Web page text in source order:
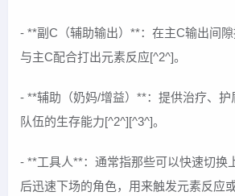
- **副C（辅助输出）**：在主C输出间
与主C配合打出元素反应[^2^]。
- **辅助（奶妈/增益）**：提供治疗、护
队伍的生存能力[^2^][^3^]。
- **工具人**：通常指那些可以快速切换
后迅速下场的角色，用来触发元素反应